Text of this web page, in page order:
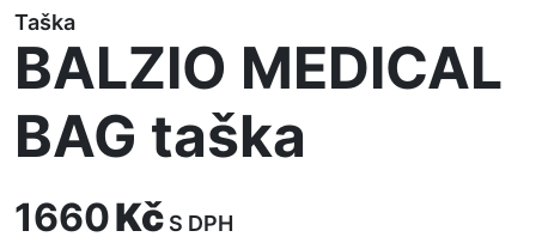
Taška
BALZIO MEDICAL
BAG taška
1660Kč S DPH